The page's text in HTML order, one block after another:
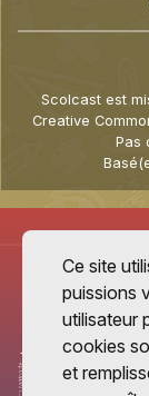
Scolcast est
Creative
Pas
Ce site
puissions
utilisateur
cookies
et